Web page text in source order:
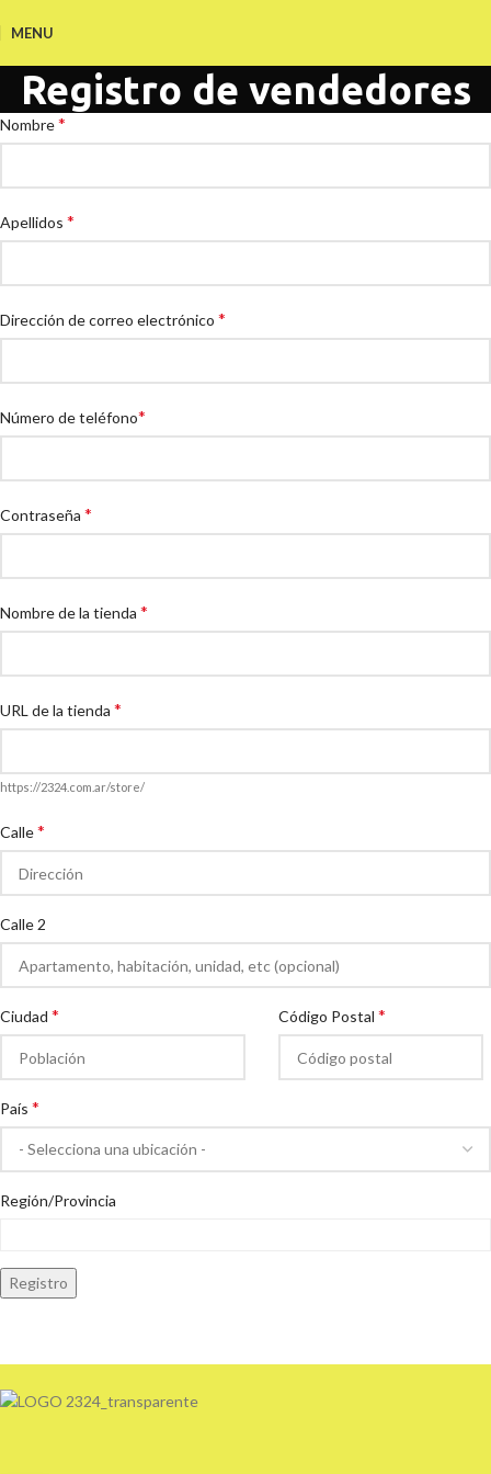
MENU
Registro de vendedores
Nombre*
Apellidos *
Dirección de correo electrónico *
Número de teléfono*
Contraseña *
Nombre de la tienda *
URL de la tienda *
https://2324.com.ar/store/
Calle*
Calle 2
Ciudad * Código Postal *
País *
Región/Provincia